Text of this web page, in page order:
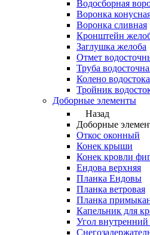
Водосборная
Воронка
Воронка сливная
Кронштейн
Заглушка желоба
Отмет
Труба
Колено водостока
Тройник
Доборные элементы
Назад
Доборные
Откос оконный
Конек крыши
Конек кровли
Ендова верхняя
Планка Ендовы
Планка ветровая
Планка
Капельник для
Угол внутренний